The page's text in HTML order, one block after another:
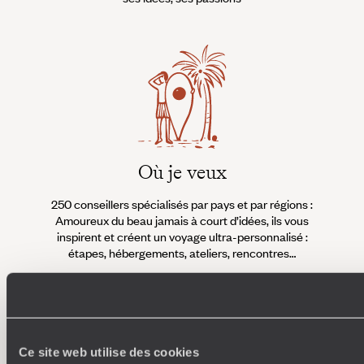
Ce site web utilise des cookies
Où je veux
250 conseillers spécialisés par pays et par régions :
Amoureux du beau jamais à court d’idées, ils vous
inspirent et créent un voyage ultra-personnalisé :
étapes, hébergements, ateliers, rencontres…
Faites créer votre voyage